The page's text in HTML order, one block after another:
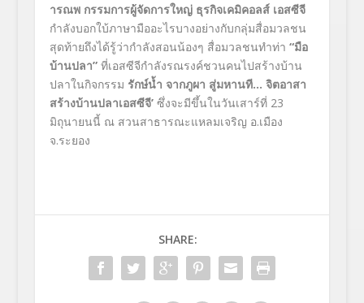
ารณพ กรรมการผู้จัดการใหญ่ ธุรกิจเคมิคอลส์ เอสซีจี
กำลังบอกใบ้ภาษามืออะไรบางอย่างกับกลุ่มสื่อมวลชน
สุดท้ายถึงได้รู้ว่ากำลังสอนน้องๆ สื่อมวลชนทำท่า “มือ
บ้านปลา”ที่เอสซีจีกำลังรณรงค์ชวนคนไปสร้างบ้าน
ปลาในกิจกรรม รักษ์น้ำ จากภูผา สู่มหานที… จิตอาสา
สร้างบ้านปลาเอสซีจี’ซึ่งจะมีขึ้นในวันเสาร์ที่ 23
มิถุนายนนี้ ณ สวนสาธารณะแหลมเจริญ อ.เมือง
จ.ระยอง
SHARE: